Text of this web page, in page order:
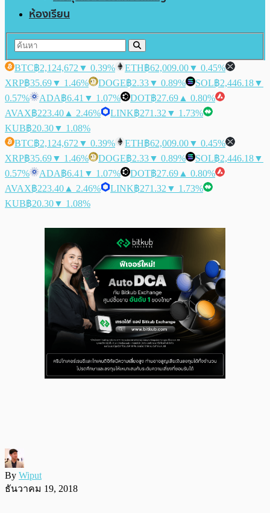
ห้องเรียน
BTC฿2,124,672 ▼ 0.39% ETH฿62,009.00▼ 0.45%
XRP฿35.69▼ 1.46% DOGE฿2.33▼ 0.89% SOL฿2,446.18▼
0.57%
ADA฿6.41 ▼ 1.07% DOT฿27.69 ▲ 0.80%
AVAX฿223.40 ▲ 2.46% LINK฿271.32 ▼ 1.73%
KUB฿20.30▼ 1.08%
BTC฿2,124,672 ▼ 0.39% ETH฿62,009.00▼ 0.45%
XRP฿35.69▼ 1.46% DOGE฿2.33▼ 0.89% SOL฿2,446.18▼
0.57%
ADA฿6.41 ▼ 1.07% DOT฿27.69 ▲ 0.80%
AVAX฿223.40 ▲ 2.46% LINK฿271.32 ▼ 1.73%
KUB฿20.30▼ 1.08%
By Wiput
ธันวาคม 19, 2018